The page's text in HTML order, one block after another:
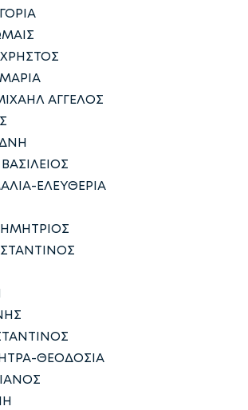
ΑΓΓΕΛΟΣ
ΕΛΕΥΘΕΡΙΑ
ΘΕΟΔΟΣΙΑ